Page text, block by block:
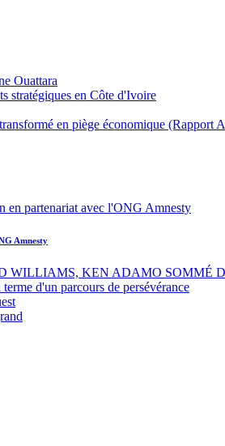
Ouattara
stratégiques en Côte d'Ivoire
en piège économique (Rapport
Amnesty
WILLIAMS, KEN ADAMO SOMMÉ
d'un parcours de persévérance